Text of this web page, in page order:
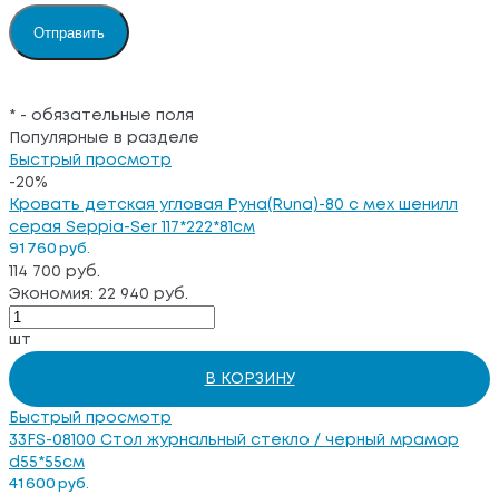
* - обязательные поля
Популярные в разделе
Быстрый просмотр
-20%
Кровать детская угловая Руна(Runa)-80 с мех шенилл
серая Seppia-Ser 117*222*81см
91 760 руб.
114 700 руб.
Экономия: 22 940 руб.
шт
В КОРЗИНУ
Быстрый просмотр
33FS-08100 Стол журнальный стекло / черный мрамор
d55*55см
41 600 руб.